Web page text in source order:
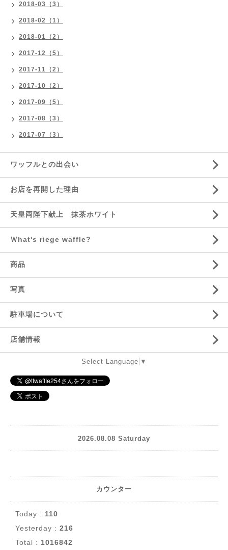
2018-03（3）
2018-02（1）
2018-01（2）
2017-12（5）
2017-11（2）
2017-10（2）
2017-09（5）
2017-08（3）
2017-07（3）
ワッフルとの出会い
お店を再開した理由
天皇両陛下献上 抹茶ホワイト
Ｗhat's riege waffle?
商品
写真
駐車場について
店舗情報
Select Language ▼
2026.08.08 Saturday
カウンター
Today : 110
Yesterday : 216
Total : 1016842